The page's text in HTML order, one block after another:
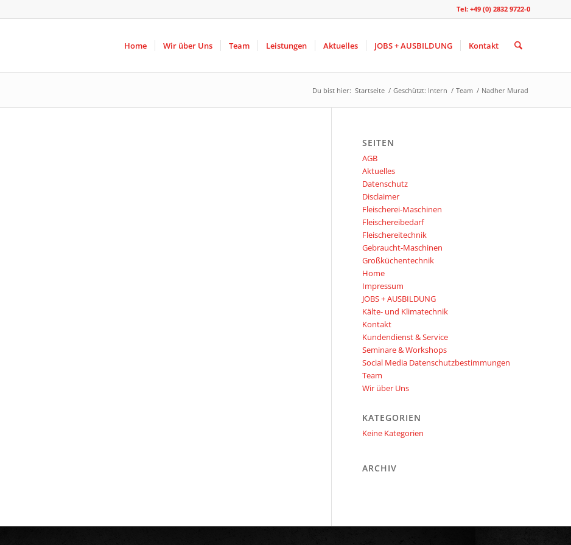
Tel: +49 (0) 2832 9722-0
Home Wir über Uns Team Leistungen Aktuelles JOBS + AUSBILDUNG Kontakt
Du bist hier: Startseite / Geschützt: Intern / Team / Nadher Murad
SEITEN
AGB
Aktuelles
Datenschutz
Disclaimer
Fleischerei-Maschinen
Fleischereibedarf
Fleischereitechnik
Gebraucht-Maschinen
Großküchentechnik
Home
Impressum
JOBS + AUSBILDUNG
Kälte- und Klimatechnik
Kontakt
Kundendienst & Service
Seminare & Workshops
Social Media Datenschutzbestimmungen
Team
Wir über Uns
KATEGORIEN
Keine Kategorien
ARCHIV